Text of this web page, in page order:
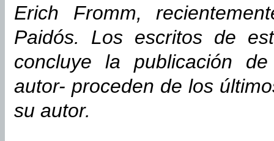
Erich Fromm,
Paidós. Los escritos de
concluye la publicación
autor- proceden de los
su autor.